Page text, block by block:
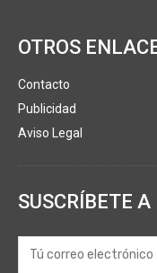
OTROS
Contacto
Publicidad
Aviso Legal
SUSCRÍBETE